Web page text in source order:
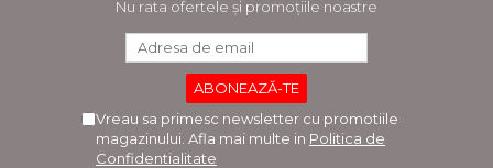
Nu rata ofertele și promoțiile noastre
Vreau sa primesc newsletter cu promotiile
magazinului. Afla mai multe in Politica de
Confidentialitate